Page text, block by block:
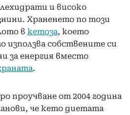
и високо
Храненето по този
в кетоза, което
използва собствените си
за енергия вместо
.
проучване от 2004 година
че кето диетата